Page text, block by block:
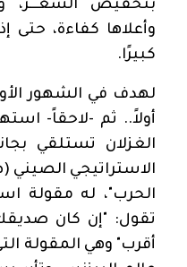
بتخفيض
وأعلاها كفاءة، حتى
كبيرًا.
لهدف في الشهور
أولاً.. ثم -لاحقاً-
الغزلان تستلقي
الاستراتيجي
الحرب"، له مقولة
تقول: "إن كان
أقرب" وهي المقولة